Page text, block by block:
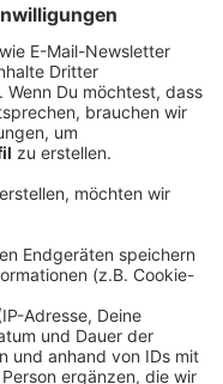
dafür herhalten
16:18
und weniger